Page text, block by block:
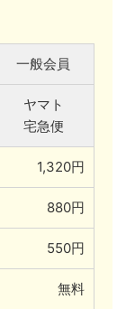
一般会員
ヤマト
宅急便
1,320円
880円
550円
無料